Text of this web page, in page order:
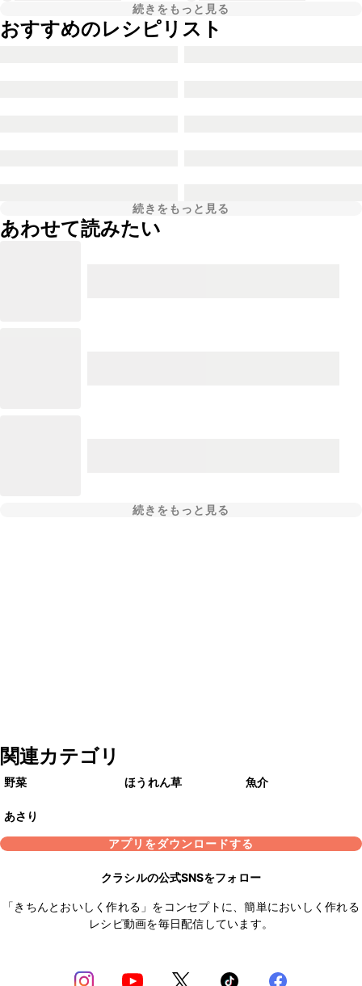
続きをもっと見る
おすすめのレシピリスト
続きをもっと見る
あわせて読みたい
続きをもっと見る
関連カテゴリ
野菜 ほうれん草 魚介
あさり
アプリをダウンロードする
クラシルの公式SNSをフォロー
「きちんとおいしく作れる」をコンセプトに、簡単においしく作れる
レシピ動画を毎日配信しています。